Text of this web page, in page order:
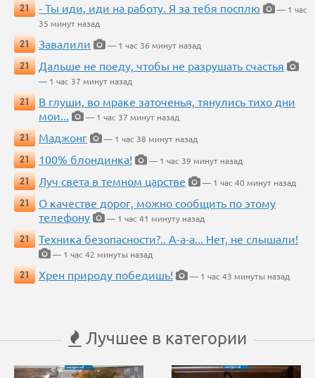
21 - Ты иди, иди на работу. Я за тебя посплю
— 1 час
35 минут назад
21
Завалили
— 1 час 36 минут назад
21
Дальше не поеду, чтобы не разрушать счастья
— 1 час 37 минут назад
21
В глуши, во мраке заточенья, тянулись тихо дни
мои...
— 1 час 37 минут назад
21
Маджонг
— 1 час 38 минут назад
21
100% блондинка!
— 1 час 39 минут назад
21
Луч света в темном царстве
— 1 час 40 минут назад
21
О качестве дорог, можно сообщить по этому
телефону
— 1 час 41 минуту назад
21
Техника безопасности?.. А-а-а... Нет, не слышали!
— 1 час 42 минуты назад
21
Хрен природу победишь! — 1 час 43 минуты назад
Лучшее в категории